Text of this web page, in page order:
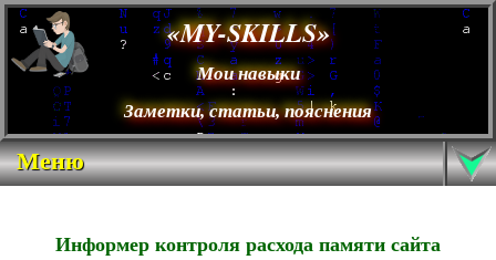
«MY-SKILLS»
Мои навыки
Заметки, статьи, пояснения
Меню
Информер контроля расхода памяти сайта